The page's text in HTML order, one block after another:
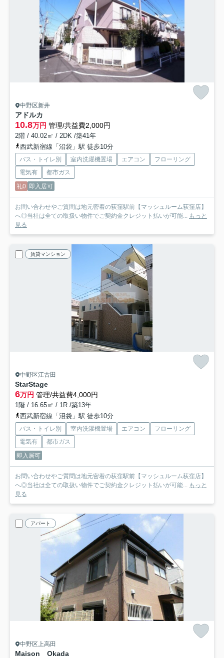
中野区新井
アドルカ
10.8万円 管理/共益費2,000円
2階 / 40.02㎡ / 2DK /築41年
西武新宿線「沼袋」駅 徒歩10分
バス・トイレ別 室内洗濯機置場 エアコン
フローリング
電気有
都市ガス
礼0 即入居可
お問い合わせやご質問は地元密着の荻窪駅前【マッシュルーム荻窪店】
へ◎当社は全ての取扱い物件でご契約金クレジット払いが可能... もっと
見る
賃貸マンション
中野区江古田
StarStage
6万円 管理/共益費4,000円
1階 / 16.65㎡ / 1R /築13年
西武新宿線「沼袋」駅 徒歩10分
バス・トイレ別 室内洗濯機置場 エアコン
フローリング
電気有
都市ガス
即入居可
お問い合わせやご質問は地元密着の荻窪駅前【マッシュルーム荻窪店】
へ◎当社は全ての取扱い物件でご契約金クレジット払いが可能... もっと
見る
アパート
中野区上高田
Maison Okada